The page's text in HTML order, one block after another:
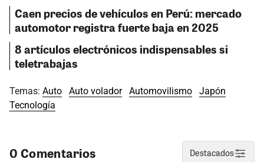
Caen precios de vehículos en Perú: mercado
automotor registra fuerte baja en 2025
8 artículos electrónicos indispensables si
teletrabajas
Temas: Auto Auto volador Automovilismo
Japón
Tecnología
0 Comentarios Destacados